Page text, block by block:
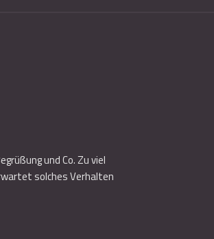
und Co. Zu viel
solches Verhalten